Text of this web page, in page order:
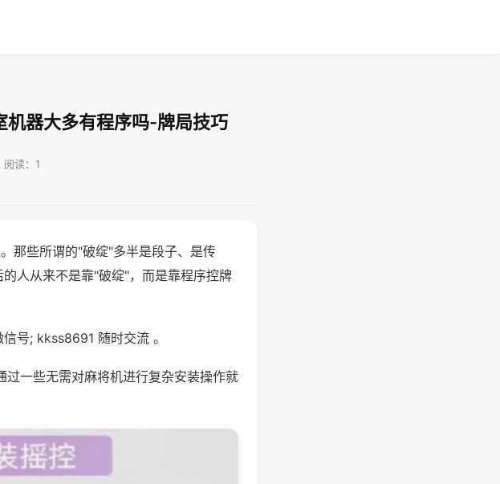
机器大多有程序吗-牌局技巧
读：1
那些所谓的"破绽"多半是段子、是传
人从来不是靠"破绽"，而是靠程序控牌
号; kkss8691 随时交流 。
一些无需对麻将机进行复杂安装操作就